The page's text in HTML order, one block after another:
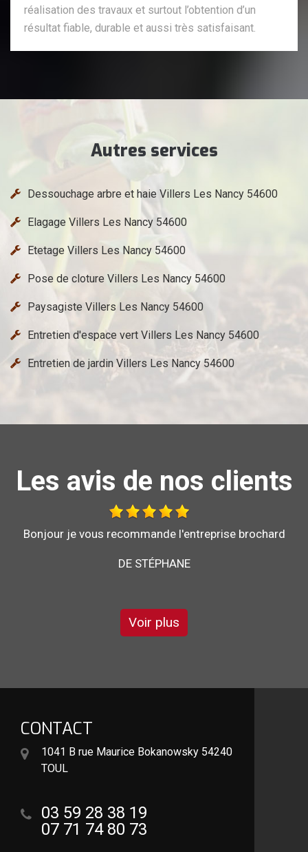
réalisation des travaux et surtout l’obtention d’un
résultat fiable, durable et aussi très satisfaisant.
Autres services
Dessouchage arbre et haie Villers Les Nancy 54600
Elagage Villers Les Nancy 54600
Etetage Villers Les Nancy 54600
Pose de cloture Villers Les Nancy 54600
Paysagiste Villers Les Nancy 54600
Entretien d'espace vert Villers Les Nancy 54600
Entretien de jardin Villers Les Nancy 54600
Les avis de nos clients
Au top, je recommande !!
DE ORNELLA
Voir plus
CONTACT
1041 B rue Maurice Bokanowsky 54240
TOUL
03 59 28 38 19
07 71 74 80 73